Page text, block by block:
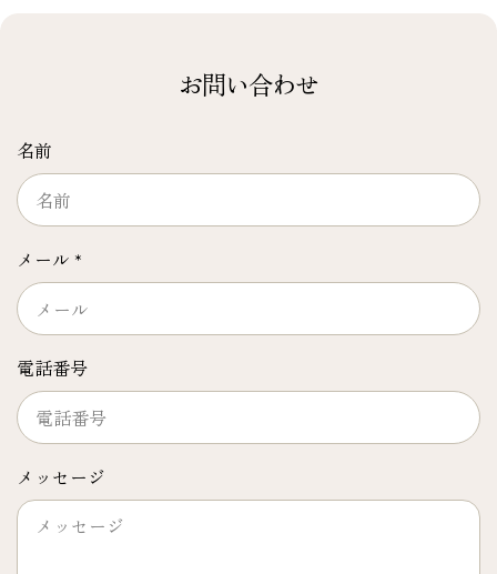
お問い合わせ
名前
メール *
電話番号
メッセージ